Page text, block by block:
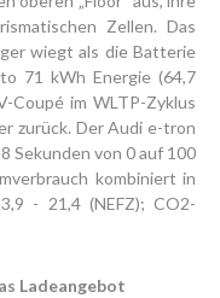
Zellen. Das
wiegt als die Batterie
71 kWh Energie (64,7
Coupé im WLTP-Zyklus
zurück. Der Audi e-tron
Sekunden von 0 auf 100
kombiniert in
- 21,4 (NEFZ); CO2-
Ladeangebot